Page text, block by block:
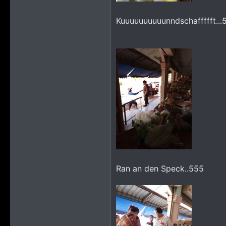
Ran an den Speck..555